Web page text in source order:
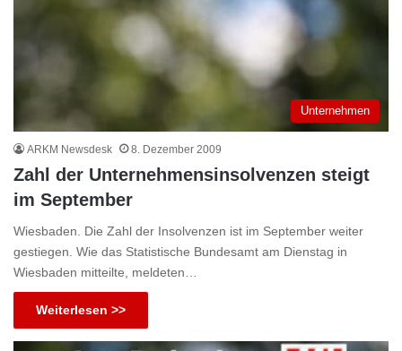
Unternehmen
ARKM Newsdesk 8. Dezember 2009
Zahl der Unternehmensinsolvenzen steigt
im September
Wiesbaden. Die Zahl der Insolvenzen ist im September weiter
gestiegen. Wie das Statistische Bundesamt am Dienstag in
Wiesbaden mitteilte, meldeten…
Weiterlesen >>